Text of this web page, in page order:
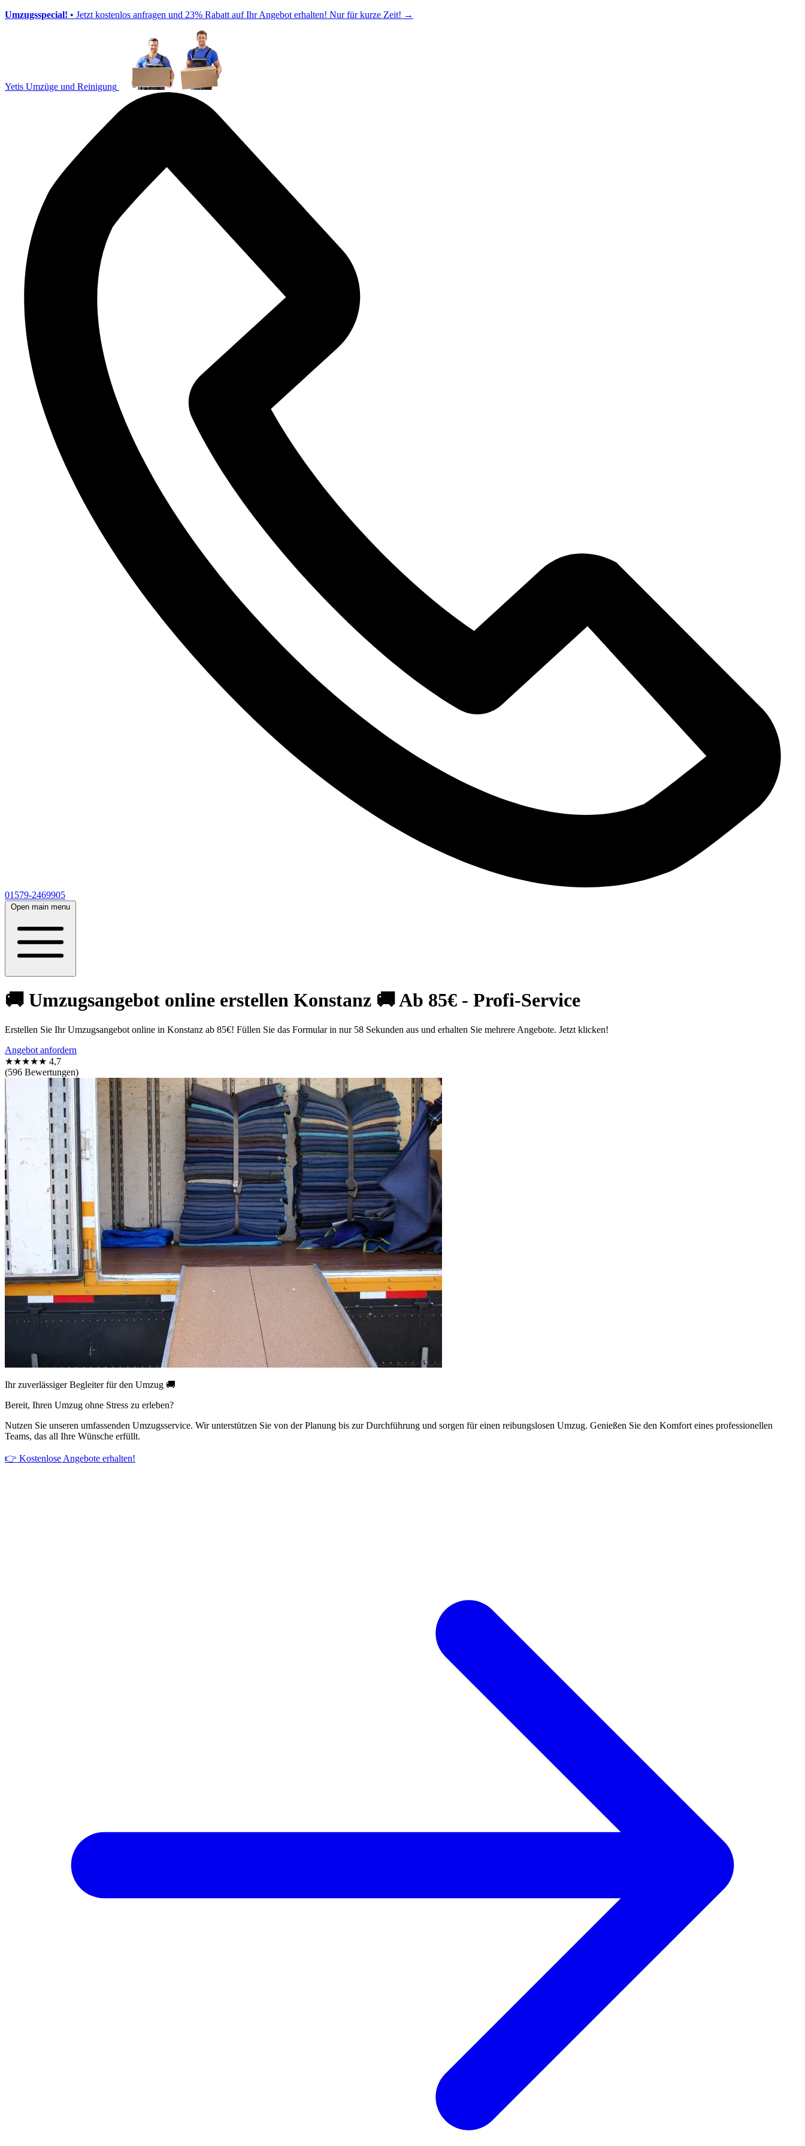
Umzugsspecial! • Jetzt kostenlos anfragen und 23% Rabatt auf Ihr Angebot erhalten! Nur für kurze Zeit! →
Yetis Umzüge und Reinigung
01579-2469905
Open main menu
🚚 Umzugsangebot online erstellen Konstanz 🚚 Ab 85€ - Profi-Service
Erstellen Sie Ihr Umzugsangebot online in Konstanz ab 85€! Füllen Sie das Formular in nur 58 Sekunden aus und erhalten Sie mehrere Angebote. Jetzt klicken!
Angebot anfordern
★★★★★ 4,7
(596 Bewertungen)
Ihr zuverlässiger Begleiter für den Umzug 🚚
Bereit, Ihren Umzug ohne Stress zu erleben?
Nutzen Sie unseren umfassenden Umzugsservice. Wir unterstützen Sie von der Planung bis zur Durchführung und sorgen für einen reibungslosen Umzug. Genießen Sie den Komfort eines professionellen
Teams, das all Ihre Wünsche erfüllt.
👉 Kostenlose Angebote erhalten!